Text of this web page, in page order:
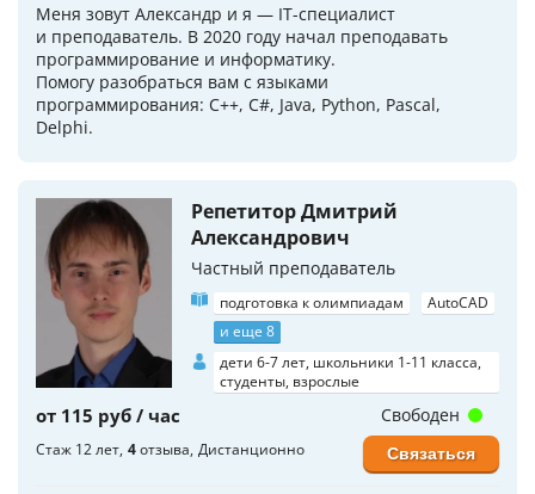
Меня зовут Александр и я — IT-специалист
и преподаватель. В 2020 году начал преподавать
программирование и информатику.
Помогу разобраться вам с языками
программирования: С++, C#, Java, Python, Pascal,
Delphi.
Репетитор Дмитрий
Александрович
Частный преподаватель
подготовка к олимпиадам
AutoCAD
и еще 8
дети 6-7 лет, школьники 1-11 класса,
студенты, взрослые
от 115 руб / час
Стаж 12 лет 4отзыва Дистанционно
Свободен
Связаться